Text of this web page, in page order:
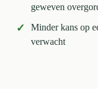
geweven
✓
Minder kans op
verwacht